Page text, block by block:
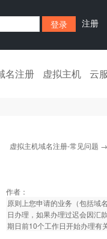
注册
名注册 虚拟主机 云
虚拟主机域名注册-常见问题
作者：
原则上您申请的业务（包括域
日办理，如果办理过迟会因汇
期日前10个工作日开始办理有